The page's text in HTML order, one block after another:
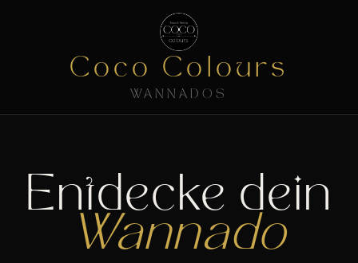
Coco Colours
WANNADOS
Entdecke dein
Wannado